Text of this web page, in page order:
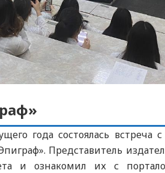
года состоялась встреча
Представитель
и ознакомил их с